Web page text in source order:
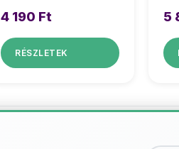
4 190 Ft
RÉSZLETEK
5
További termékek -